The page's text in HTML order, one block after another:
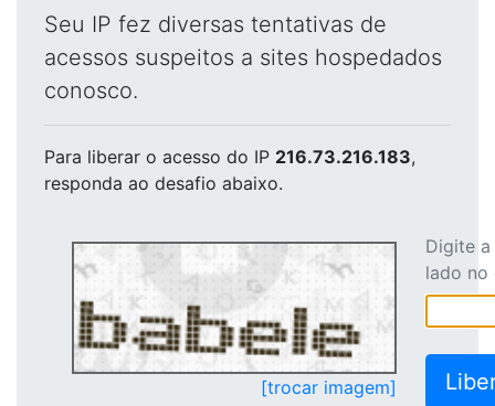
Seu IP fez diversas tentativas de
acessos suspeitos a sites hospedados
conosco.
Para liberar o acesso do IP 216.73.216.183,
responda ao desafio abaixo.
[trocar imagem]
Digite
lado no